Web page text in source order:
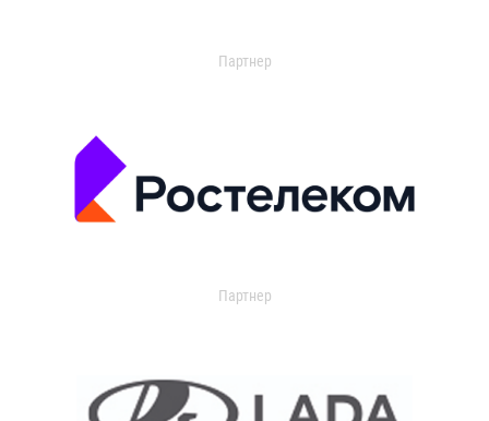
Партнер
Партнер